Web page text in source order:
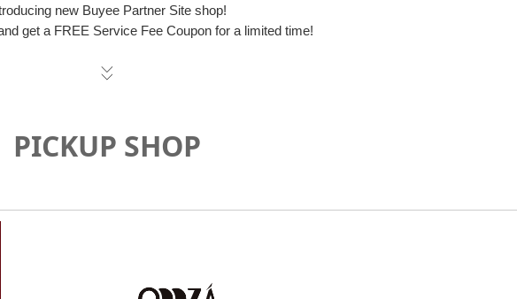
new Buyee Partner Site shop!
get a FREE Service Fee Coupon for a limited time!
PICKUP SHOP